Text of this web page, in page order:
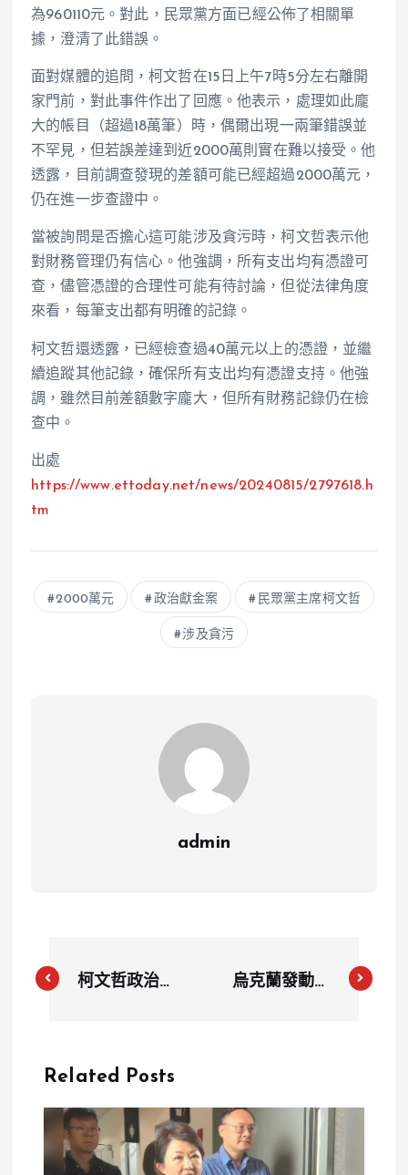
為960110元。對此，民眾黨方面已經公佈了相關單
據，澄清了此錯誤。
面對媒體的追問，柯文哲在15日上午7時5分左右離開
家門前，對此事件作出了回應。他表示，處理如此龐
大的帳目（超過18萬筆）時，偶爾出現一兩筆錯誤並
不罕見，但若誤差達到近2000萬則實在難以接受。他
透露，目前調查發現的差額可能已經超過2000萬元，
仍在進一步查證中。
當被詢問是否擔心這可能涉及貪污時，柯文哲表示他
對財務管理仍有信心。他強調，所有支出均有憑證可
查，儘管憑證的合理性可能有待討論，但從法律角度
來看，每筆支出都有明確的記錄。
柯文哲還透露，已經檢查過40萬元以上的憑證，並繼
續追蹤其他記錄，確保所有支出均有憑證支持。他強
調，雖然目前差額數字龐大，但所有財務記錄仍在檢
查中。
出處
https://www.ettoday.net/news/20240815/2797618.h
tm
2000萬元 政治獻金案 民眾黨主席柯文哲
涉及貪污
admin
柯文哲政治獻
財務長失職，
處分
烏克蘭發動最
Related Posts